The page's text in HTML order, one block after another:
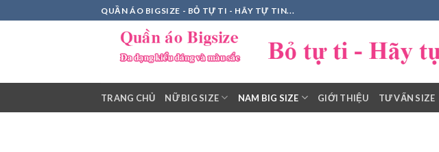
to
QUẦN ÁO BIGSIZE - BỎ TỰ TI - HÃY TỰ TIN...
TRANG CHỦ NỮ BIG SIZE NAM BIG SIZE GIỚI THIỆU TƯ VẤN SIZE